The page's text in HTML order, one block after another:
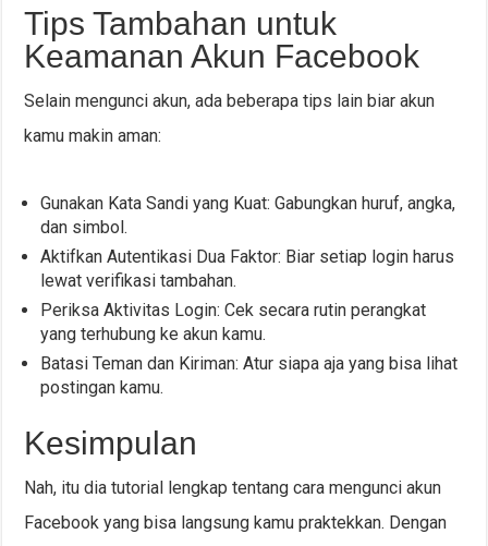
Tips Tambahan untuk
Keamanan Akun Facebook
Selain mengunci akun, ada beberapa tips lain biar akun
kamu makin aman:
Gunakan Kata Sandi yang Kuat: Gabungkan huruf, angka,
dan simbol.
Aktifkan Autentikasi Dua Faktor: Biar setiap login harus
lewat verifikasi tambahan.
Periksa Aktivitas Login: Cek secara rutin perangkat
yang terhubung ke akun kamu.
Batasi Teman dan Kiriman: Atur siapa aja yang bisa lihat
postingan kamu.
Kesimpulan
Nah, itu dia tutorial lengkap tentang cara mengunci akun
Facebook yang bisa langsung kamu praktekkan. Dengan